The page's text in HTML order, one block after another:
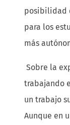
posibilidad
para los
más
Sobre la
trabajando
un trabajo
Aunque en